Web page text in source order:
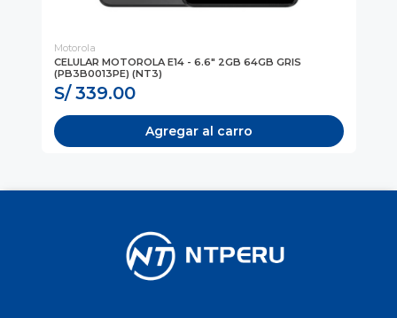
Motorola
CELULAR MOTOROLA E14 - 6.6" 2GB 64GB GRIS
(PB3B0013PE) (NT3)
S/ 339.00
Agregar al carro